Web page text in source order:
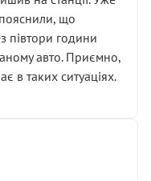
рідини потрібно
циліндром у
на техніці,
а як максимум —
елементарних
що
півтори години
авто. Приємно,
в таких ситуаціях.